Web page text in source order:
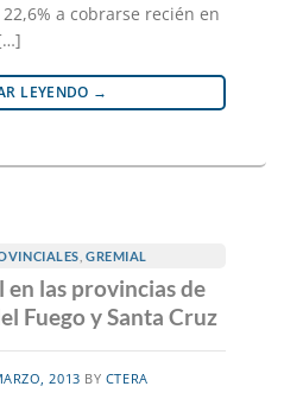
a cobrarse recién en
LEYENDO →
,GREMIAL
las provincias de
Fuego y Santa Cruz
2013 BY CTERA